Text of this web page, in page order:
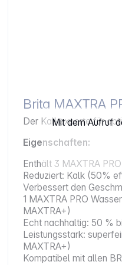
Mit dem Aufruf
Brita MAXTRA
Der Kalkexperte für
Eigenschaften:
Enthält 3 MAXTRA
Reduziert: Kalk (50%
Verbessert den
1 MAXTRA PRO
MAXTRA+)
Echt nachhaltig: 50 %
Leistungsstark:
MAXTRA+)
Kompatibel mit allen